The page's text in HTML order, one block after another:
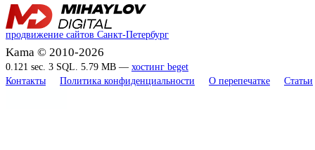
продвижение сайтов Санкт-Петербург
Kama © 2010-2026
0.121 sec. 3 SQL. 5.79 MB — хостинг beget
Контакты
Политика конфиденциальности О перепечатке Статьи